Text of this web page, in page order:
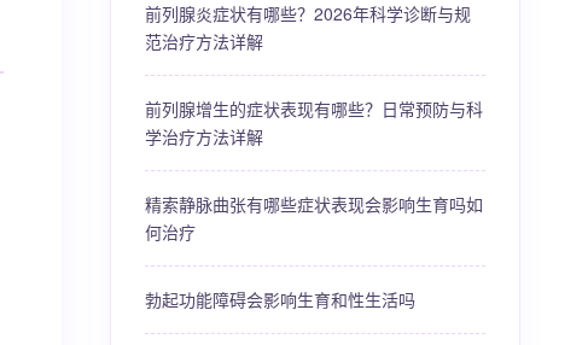
前列腺炎症状有哪些？2026年科学诊断与规
范治疗方法详解
前列腺增生的症状表现有哪些？日常预防与科
学治疗方法详解
精索静脉曲张有哪些症状表现会影响生育吗如
何治疗
勃起功能障碍会影响生育和性生活吗